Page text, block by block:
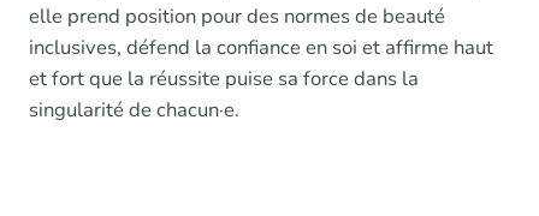
elle prend position pour des normes de beauté
inclusives, défend la confiance en soi et affirme haut
et fort que la réussite puise sa force dans la
singularité de chacun·e.